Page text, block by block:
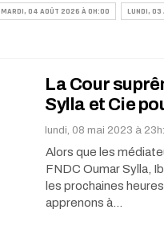
MARDI, 04 AOÛT 2026 À 0H:00 LUNDI, 03
La Cour
Sylla et Cie
lundi, 08 mai 2023 à
Alors que les
FNDC Oumar Sylla,
les prochaines
apprenons à…